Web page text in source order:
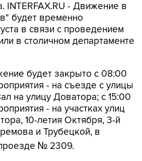
INTERFAX.RU - Движение в
будет временно
в связи с проведением
в столичном департаменте
будет закрыто с 08:00
- на съезде с улицы
на улицу Доватора; с 15:00
- на участках улиц
10-летия Октября, 3-й
и Трубецкой, в
№ 2309.